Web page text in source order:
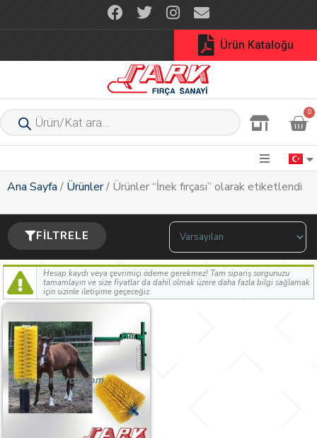
Ürün Kataloğu
0
Ana Sayfa / Ürünler/ Ürünler “İnek fırçası” olarak etiketlendi
FILTRELE
Sort Products
Hesap kaydı veya çevrimiçi ödeme gerekmez! Tam sipariş sorgunuzu
tamamlayın ve size fiyatlar da dahil olmak üzere daha fazla bilgi sağlamak
için sizinle iletişime geçeceğiz.